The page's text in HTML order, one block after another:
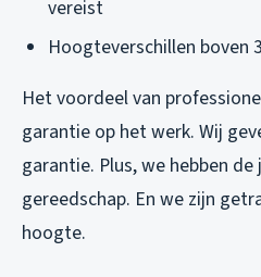
vereist
Hoogteverschillen boven
Het voordeel van
garantie op het werk. Wij
garantie. Plus, we hebben
gereedschap. En we zijn
hoogte.